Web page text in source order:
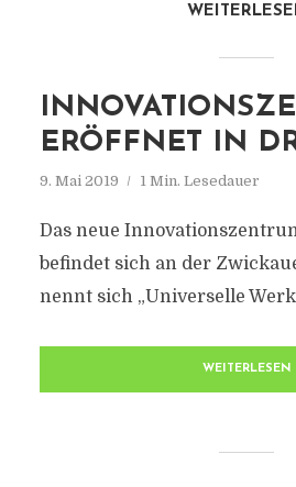
ERÖFFNET IN
9. Mai 2019 1 Min. Lesedauer
Das neue
befindet sich an der
nennt sich „Universelle
WEITERLESEN